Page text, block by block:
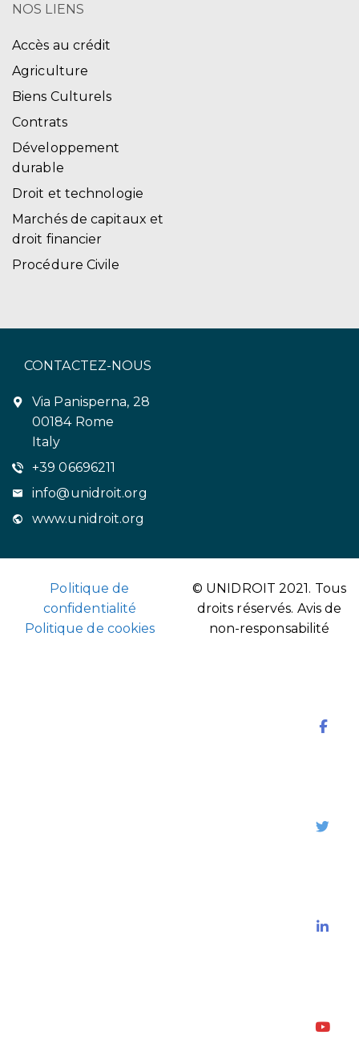
NOS LIENS
Accès au crédit
Agriculture
Biens Culturels
Contrats
Développement
durable
Droit et technologie
Marchés de capitaux et
droit financier
Procédure Civile
CONTACTEZ-NOUS
Via Panisperna, 28
00184 Rome
Italy
+39 06696211
info@unidroit.org
www.unidroit.org
Politique de
confidentialité
Politique de cookies
© UNIDROIT 2021. Tous
droits réservés. Avis de
non-responsabilité